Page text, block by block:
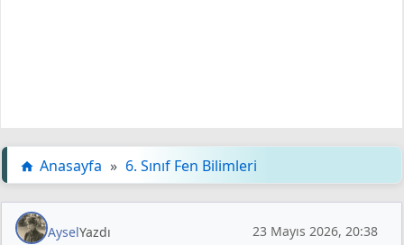
Anasayfa » 6. Sınıf Fen Bilimleri
AyselYazdı 23 Mayıs 2026, 20:38